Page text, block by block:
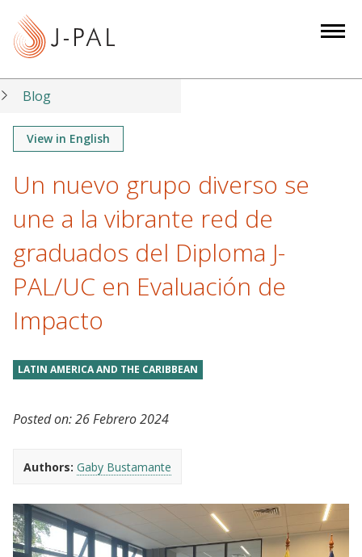
t
Blog
View in English
Un nuevo grupo diverso se
une a la vibrante red de
graduados del Diploma J-
PAL/UC en Evaluación de
Impacto
LATIN AMERICA AND THE CARIBBEAN
Posted on:26 Febrero 2024
Authors: Gaby Bustamante